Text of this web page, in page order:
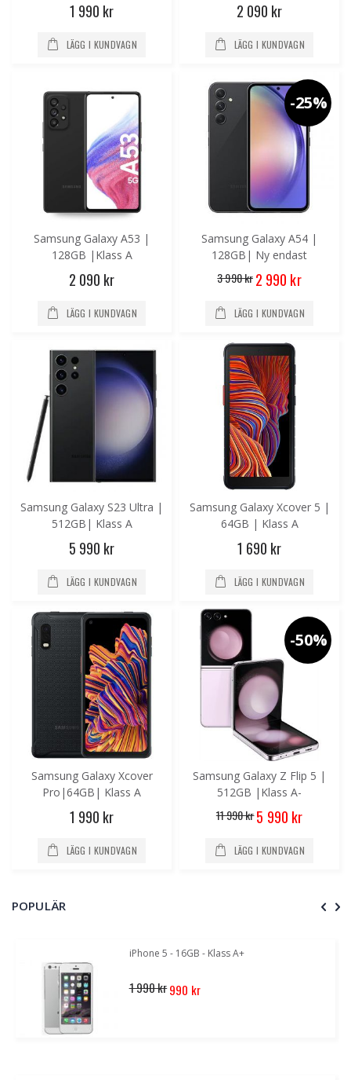
1 990 kr
LÄGG I KUNDVAGN
2 090 kr
LÄGG I KUNDVAGN
Samsung Galaxy A53 |
128GB |Klass A
2 090 kr
LÄGG I KUNDVAGN
-25%
Samsung Galaxy A54 |
128GB| Ny endast
uppackad!
3 990 kr Special
Price
2 990 kr
LÄGG I KUNDVAGN
Samsung Galaxy S23 Ultra |
512GB| Klass A
5 990 kr
LÄGG I KUNDVAGN
Samsung Galaxy Xcover 5 |
64GB | Klass A
1 690 kr
LÄGG I KUNDVAGN
Samsung Galaxy Xcover
Pro|64GB| Klass A
1 990 kr
LÄGG I KUNDVAGN
-50%
Samsung Galaxy Z Flip 5 |
512GB |Klass A-
11 990 kr Special
Price
5 990 kr
LÄGG I KUNDVAGN
POPULÄR
iPhone 5 - 16GB - Klass A+
1 990 kr Special
Price
990 kr